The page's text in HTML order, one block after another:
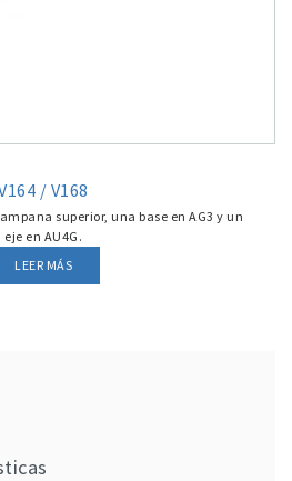
/ V168
superior, una base en AG3 y un
eje en AU4G.
LEER MÁS